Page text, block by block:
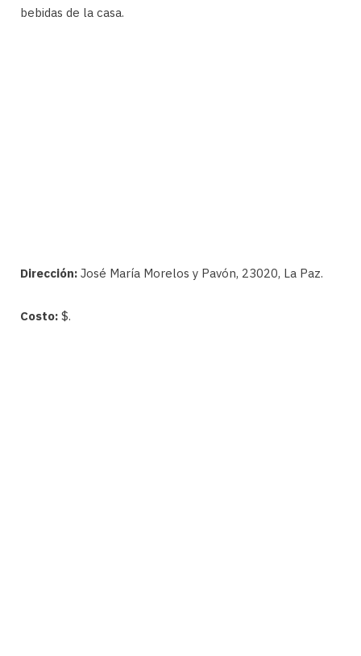
bebidas de la casa.
Dirección: José María Morelos y Pavón, 23020, La Paz.
Costo: $.